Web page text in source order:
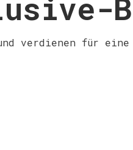
verdienen für eine